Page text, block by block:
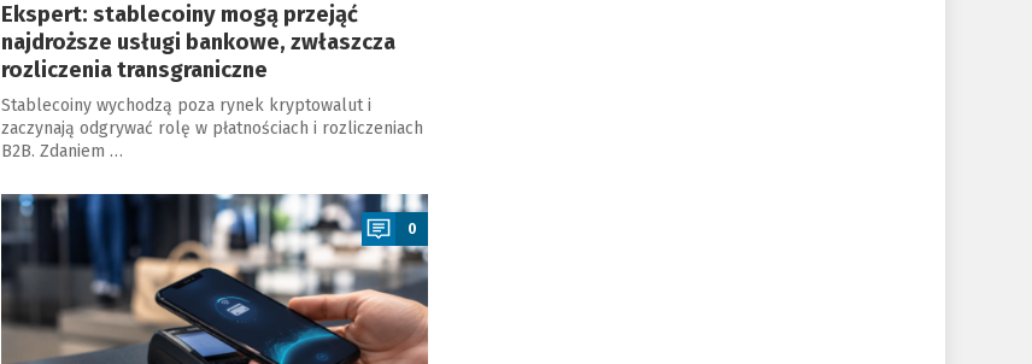
Ekspert: stablecoiny mogą przejąć
najdroższe usługi bankowe, zwłaszcza
rozliczenia transgraniczne
Stablecoiny wychodzą poza rynek kryptowalut i
zaczynają odgrywać rolę w płatnościach i rozliczeniach
B2B. Zdaniem …
a
0